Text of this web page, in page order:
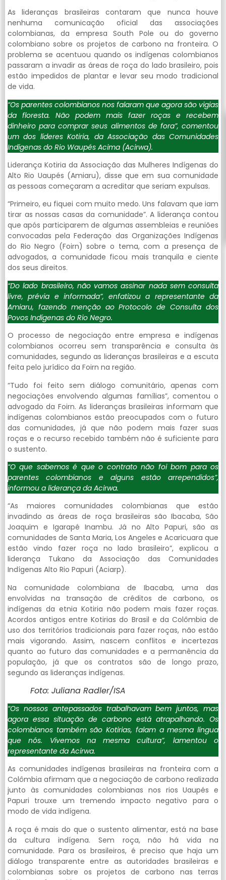
As lideranças brasileiras contaram que nunca houve
nenhuma comunicação oficial das associações
colombianas, da empresa South Pole ou do governo
colombiano sobre os projetos de carbono na fronteira. O
problema se acentuou quando os indígenas colombianos
passaram a invadir as áreas de roça do lado brasileiro, pois
estão impedidos de plantar e levar seu modo tradicional
de vida.
“Os parentes colombianos nos falaram que agora são vigias
da floresta. Não podem mais fazer roças e recebem
dinheiro para comprar seus alimentos de fora”, comentou
um dos líderes Kotiria, da Associação das Comunidades
Indígenas do Rio Waupés Acima (Acirwa).
Liderança Kotiria da Associação das Mulheres Indígenas do
Alto Rio Uaupés (Amiaru), disse que em sua comunidade
as pessoas começaram a acreditar que seriam expulsas.
“Primeiro, eu fiquei com muito medo. Uns falavam que iam
tirar as nossas casas da comunidade”. A liderança contou
que após participarem de algumas assembleias e reuniões
convocadas pela Federação das Organizações Indígenas
do Rio Negro (Foirn) sobre o tema, com a presença de
advogados, a comunidade ficou mais tranquila e ciente
dos seus direitos.
“Do lado brasileiro, não vamos assinar nada sem consulta
livre, prévia e informada”, enfatizou a representante da
Amiaru, fazendo menção ao Protocolo de Consulta dos
Povos Indígenas do Rio Negro.
O processo de negociação entre empresa e indígenas
colombianos ocorreu sem transparência e consulta às
comunidades, segundo as lideranças brasileiras e a escuta
feita pelo jurídico da Foirn na região.
“Tudo foi feito sem diálogo comunitário, apenas com
negociações envolvendo algumas famílias”, comentou o
advogado da Foirn. As lideranças brasileiras informam que
indígenas colombianos estão preocupados com o futuro
das comunidades, já que não podem mais fazer suas
roças e o recurso recebido também não é suficiente para
o sustento.
“O que sabemos é que o contrato não foi bom para os
parentes colombianos e alguns estão arrependidos”,
informou a liderança da Acirwa.
“As maiores comunidades colombianas que estão
invadindo as áreas de roça brasileiras são Ibacaba, São
Joaquim e Igarapé Inambu. Já no Alto Papuri, são as
comunidades de Santa Maria, Los Angeles e Acaricuara que
estão vindo fazer roça no lado brasileiro”, explicou a
liderança Tukano da Associação das Comunidades
Indígenas Alto Rio Papuri (Aciarp).
Na comunidade colombiana de Ibacaba, uma das
envolvidas na transação de créditos de carbono, os
indígenas da etnia Kotiria não podem mais fazer roças.
Acordos antigos entre Kotirias do Brasil e da Colômbia de
uso dos territórios tradicionais para fazer roças, não estão
mais vigorando. Assim, nascem conflitos e incertezas
quanto ao futuro das comunidades e a permanência da
população, já que os contratos são de longo prazo,
segundo as lideranças indígenas.
Foto: Juliana Radler/ISA
“Os nossos antepassados trabalhavam bem juntos, mas
agora essa situação de carbono está atrapalhando. Os
colombianos também são Kotirias, falam a mesma língua
que nós. Vivemos na mesma cultura”, lamentou o
representante da Acirwa.
As comunidades indígenas brasileiras na fronteira com a
Colômbia afirmam que a negociação de carbono realizada
junto às comunidades colombianas nos rios Uaupés e
Papuri trouxe um tremendo impacto negativo para o
modo de vida indígena.
A roça é mais do que o sustento alimentar, está na base
da cultura indígena. Sem roça, não há vida na
comunidade. Para os brasileiros, é preciso que haja um
diálogo transparente entre as autoridades brasileiras e
colombianas sobre os projetos de carbono nas terras